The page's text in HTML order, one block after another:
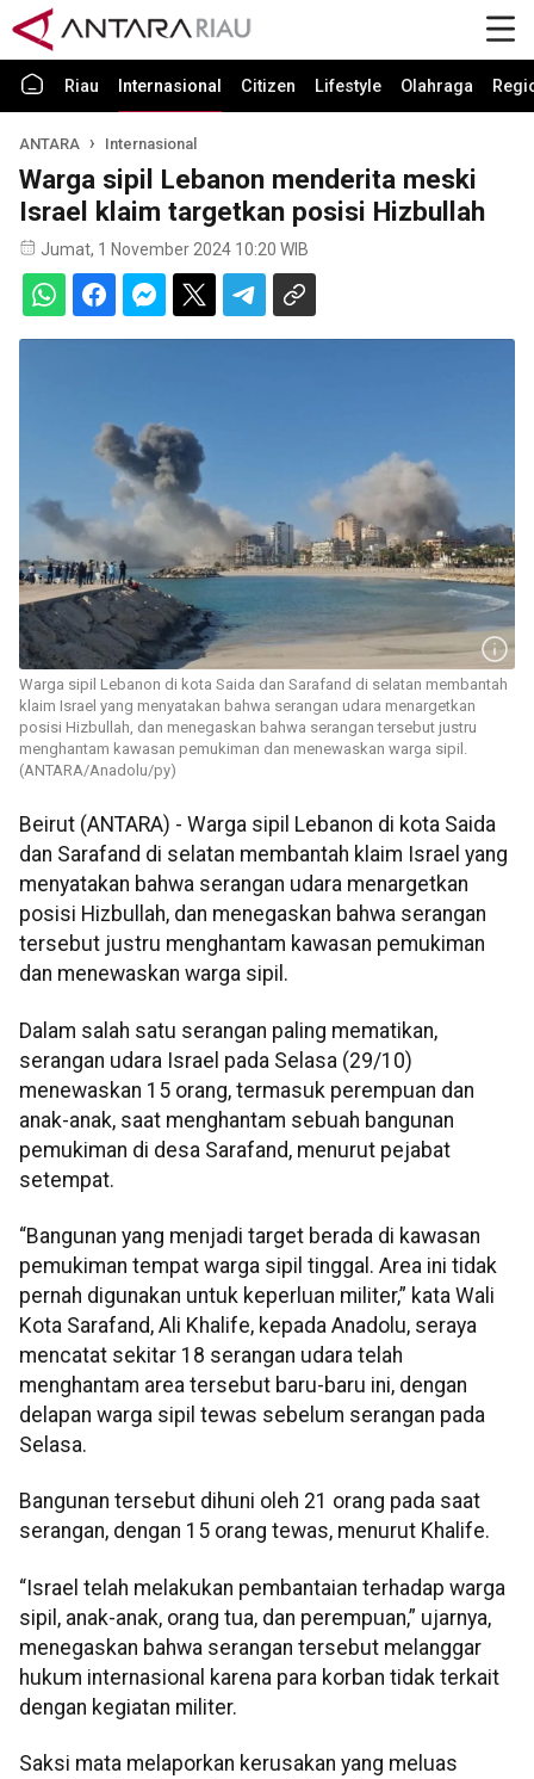
Riau Internasional Citizen Lifestyle Olahraga
ANTARA Internasional
Warga sipil Lebanon menderita meski
Israel klaim targetkan posisi Hizbullah
Jumat, 1 November 2024 10:20 WIB
Warga sipil Lebanon di kota Saida dan Sarafand di selatan membantah
klaim Israel yang menyatakan bahwa serangan udara menargetkan
posisi Hizbullah, dan menegaskan bahwa serangan tersebut justru
menghantam kawasan pemukiman dan menewaskan warga sipil.
(ANTARA/Anadolu/py)
Beirut (ANTARA) - Warga sipil Lebanon di kota Saida
dan Sarafand di selatan membantah klaim Israel yang
menyatakan bahwa serangan udara menargetkan
posisi Hizbullah, dan menegaskan bahwa serangan
tersebut justru menghantam kawasan pemukiman
dan menewaskan warga sipil.
Dalam salah satu serangan paling mematikan,
serangan udara Israel pada Selasa (29/10)
menewaskan 15 orang, termasuk perempuan dan
anak-anak, saat menghantam sebuah bangunan
pemukiman di desa Sarafand, menurut pejabat
setempat.
“Bangunan yang menjadi target berada di kawasan
pemukiman tempat warga sipil tinggal. Area ini tidak
pernah digunakan untuk keperluan militer,” kata Wali
Kota Sarafand, Ali Khalife, kepada Anadolu, seraya
mencatat sekitar 18 serangan udara telah
menghantam area tersebut baru-baru ini, dengan
delapan warga sipil tewas sebelum serangan pada
Selasa.
Bangunan tersebut dihuni oleh 21 orang pada saat
serangan, dengan 15 orang tewas, menurut Khalife.
“Israel telah melakukan pembantaian terhadap warga
sipil, anak-anak, orang tua, dan perempuan,” ujarnya,
menegaskan bahwa serangan tersebut melanggar
hukum internasional karena para korban tidak terkait
dengan kegiatan militer.
Saksi mata melaporkan kerusakan yang meluas